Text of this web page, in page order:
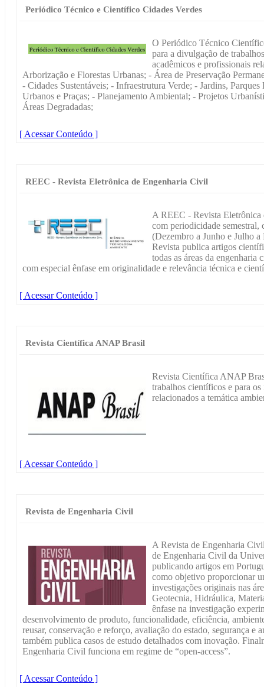
Periódico Técnico e Científico Cidades Verdes
O Periódico Técnico
para a divulgação de
acadêmicos e profissionais
Arborização e Florestas Urbanas; - Área de Preservação
- Cidades Sustentáveis; - Infraestrutura Verde; - Jardins,
Urbanos e Praças; - Planejamento Ambiental; - Projetos
Áreas Degradadas;
[ Acessar Conteúdo ]
REEC - Revista Eletrônica de Engenharia Civil
A REEC - Revista
com periodicidade semestral,
(Dezembro a Junho e Julho
Revista publica artigos
todas as áreas da
com especial ênfase em originalidade e relevância técnica e
[ Acessar Conteúdo ]
Revista Científica ANAP Brasil
Revista Científica ANAP
trabalhos científicos e para
relacionados a temática
[ Acessar Conteúdo ]
Revista de Engenharia Civil
A Revista de Engenharia
de Engenharia Civil da
publicando artigos em
como objetivo proporcionar
investigações originais nas
Geotecnia, Hidráulica,
ênfase na investigação
desenvolvimento de produto, funcionalidade, eficiência,
reusar, conservação e reforço, avaliação do estado, segurança e
também publica casos de estudo detalhados com inovação.
Engenharia Civil funciona em regime de “open-access”.
[ Acessar Conteúdo ]